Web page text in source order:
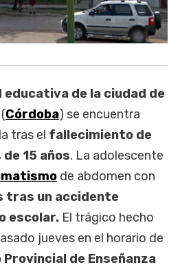
educativa de la ciudad de
(Córdoba) se encuentra
tras el fallecimiento de
15 años. La adolescente
de abdomen con
tras un accidente
escolar. El trágico hecho
jueves en el horario de
de Enseñanza